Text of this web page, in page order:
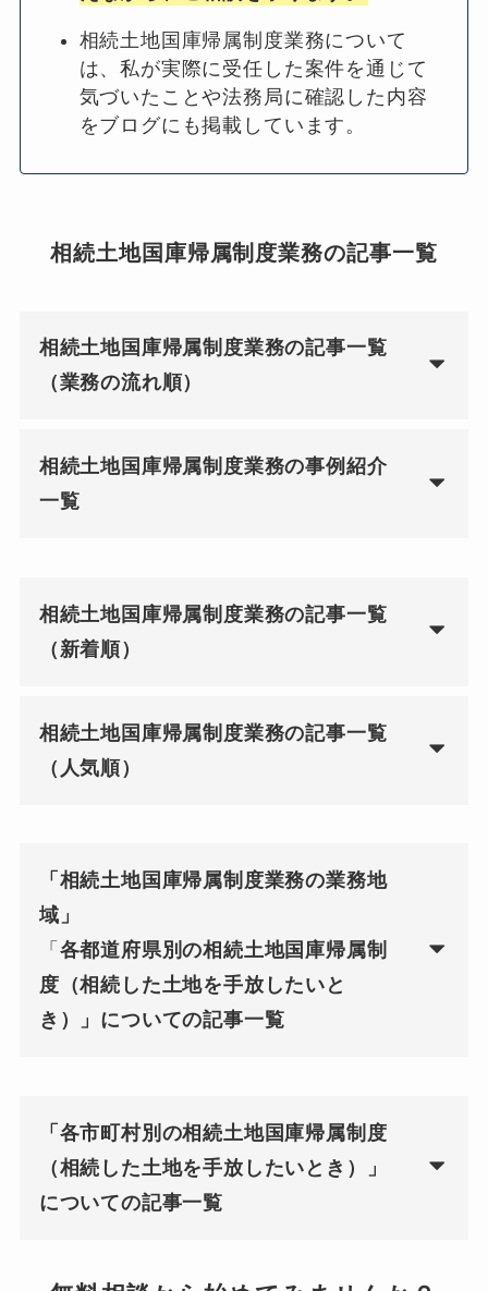
相続土地国庫帰属制度業務について
は、私が実際に受任した案件を通じて
気づいたことや法務局に確認した内容
をブログにも掲載しています。
相続土地国庫帰属制度業務の記事一覧
相続土地国庫帰属制度業務の記事一覧
（業務の流れ順）
相続土地国庫帰属制度業務の事例紹介
一覧
相続土地国庫帰属制度業務の記事一覧
（新着順）
相続土地国庫帰属制度業務の記事一覧
（人気順）
「相続土地国庫帰属制度業務の業務地
域」
「 各都道府県別の相続土地国庫帰属制
度（相続した土地を手放したいと
き）」についての記事一覧
「各市町村別の相続土地国庫帰属制度
（相続した土地を手放したいとき）」
についての記事一覧